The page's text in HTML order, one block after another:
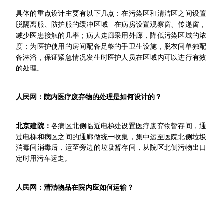
具体的重点设计主要有以下几点：在污染区和清洁区之间设置
脱隔离服、防护服的缓冲区域；在病房设置观察窗、传递窗，
减少医患接触的几率；病人走廊采用外廊，降低污染区域的浓
度；为医护使用的房间配备足够的手卫生设施，脱衣间单独配
备淋浴，保证紧急情况发生时医护人员在区域内可以进行有效
的处理。
人民网：院内医疗废弃物的处理是如何设计的？
北京建院：各病区北侧临近电梯处设置医疗废弃物暂存间，通
过电梯和病区之间的通廊做统一收集，集中运至医院北侧垃圾
消毒间消毒后，运至旁边的垃圾暂存间，从院区北侧污物出口
定时用污车运走。
人民网：清洁物品在院内应如何运输？